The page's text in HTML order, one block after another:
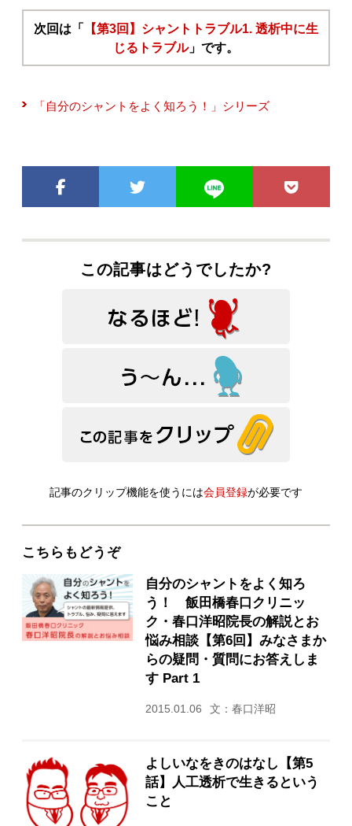
次回は「 【第3回】シャントトラブル1. 透析中に生
じるトラブル」です。
「自分のシャントをよく知ろう！」シリーズ
この記事はどうでしたか?
記事のクリップ機能を使うには会員登録が必要です
こちらもどうぞ
自分のシャントをよく知ろ
う！ 飯田橋春口クリニッ
ク・春口洋昭院長の解説とお
悩み相談【第6回】みなさまか
らの疑問・質問にお答えしま
す Part 1
2015.01.06 文：春口洋昭
よしいなをきのはなし【第5
話】人工透析で生きるという
こと